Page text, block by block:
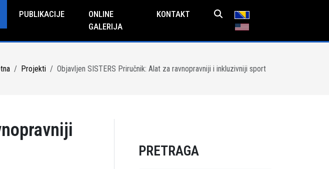
PUBLIKACIJE
ONLINE
GALERIJA
KONTAKT
Projekti Objavljen SISTERS Priručnik: Alat za ravnopravniji i inkluzivniji sport
PRETRAGA